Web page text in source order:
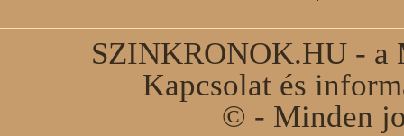
SZINKRONOK.HU - a
Kapcsolat és
© - Minden